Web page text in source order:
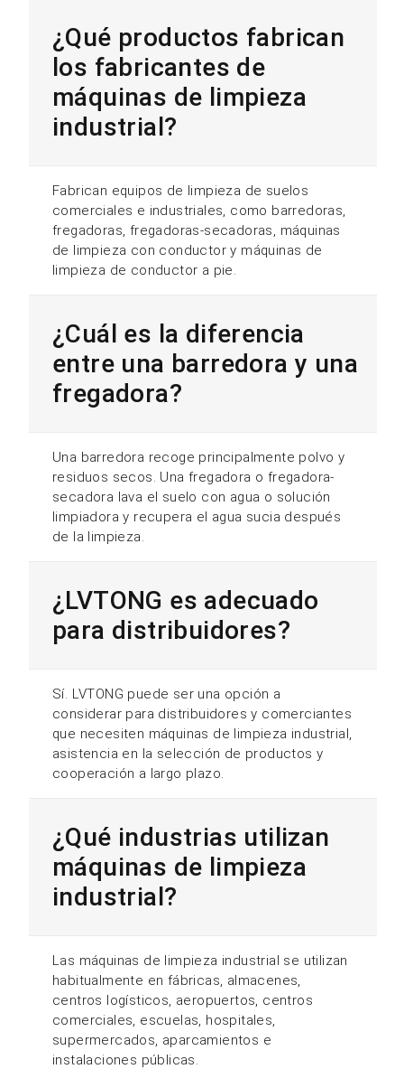
¿Qué productos fabrican
los fabricantes de
máquinas de limpieza
industrial?
Fabrican equipos de limpieza de suelos
comerciales e industriales, como barredoras,
fregadoras, fregadoras-secadoras, máquinas
de limpieza con conductor y máquinas de
limpieza de conductor a pie.
¿Cuál es la diferencia
entre una barredora y una
fregadora?
Una barredora recoge principalmente polvo y
residuos secos. Una fregadora o fregadora-
secadora lava el suelo con agua o solución
limpiadora y recupera el agua sucia después
de la limpieza.
¿LVTONG es adecuado
para distribuidores?
Sí. LVTONG puede ser una opción a
considerar para distribuidores y comerciantes
que necesiten máquinas de limpieza industrial,
asistencia en la selección de productos y
cooperación a largo plazo.
¿Qué industrias utilizan
máquinas de limpieza
industrial?
Las máquinas de limpieza industrial se utilizan
habitualmente en fábricas, almacenes,
centros logísticos, aeropuertos, centros
comerciales, escuelas, hospitales,
supermercados, aparcamientos e
instalaciones públicas.